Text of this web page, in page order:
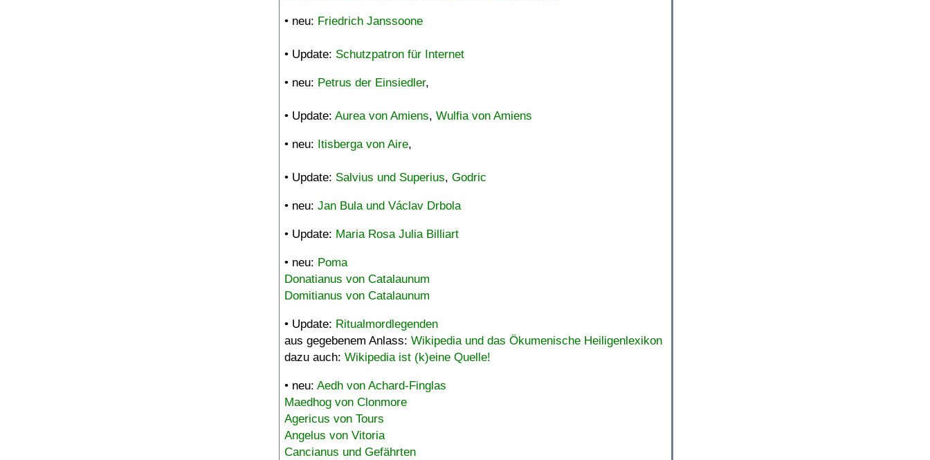
• neu: Friedrich Janssoone
• Update: Schutzpatron für Internet
• neu: Petrus der Einsiedler,
• Update: Aurea von Amiens, Wulfia von Amiens
• neu: Itisberga von Aire,
• Update: Salvius und Superius, Godric
• neu: Jan Bula und Václav Drbola
• Update: Maria Rosa Julia Billiart
• neu: Poma
Donatianus von Catalaunum
Domitianus von Catalaunum
• Update: Ritualmordlegenden
aus gegebenem Anlass: Wikipedia und das Ökumenische Heiligenlexikon
dazu auch: Wikipedia ist (k)eine Quelle!
• neu: Aedh von Achard-Finglas
Maedhog von Clonmore
Agericus von Tours
Angelus von Vitoria
Cancianus und Gefährten